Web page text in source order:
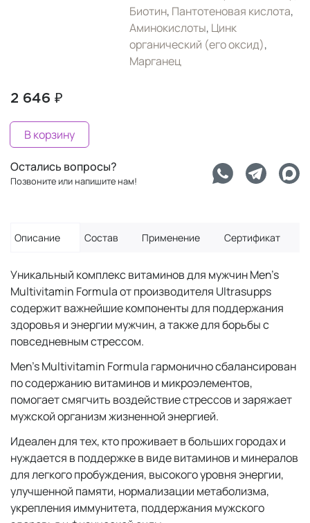
Биотин, Пантотеновая кислота,
Аминокислоты, Цинк
органический (его оксид),
Марганец
2 646 ₽
В корзину
Остались вопросы?
Позвоните или напишите нам!
Описание Состав Применение Сертификат
Уникальный комплекс витаминов для мужчин Men's
Multivitamin Formula от производителя Ultrasupps
содержит важнейшие компоненты для поддержания
здоровья и энергии мужчин, а также для борьбы с
повседневным стрессом.
Men's Multivitamin Formula гармонично сбалансирован
по содержанию витаминов и микроэлементов,
помогает смягчить воздействие стрессов и заряжает
мужской организм жизненной энергией.
Идеален для тех, кто проживает в больших городах и
нуждается в поддержке в виде витаминов и минералов
для легкого пробуждения, высокого уровня энергии,
улучшенной памяти, нормализации метаболизма,
укрепления иммунитета, поддержания мужского